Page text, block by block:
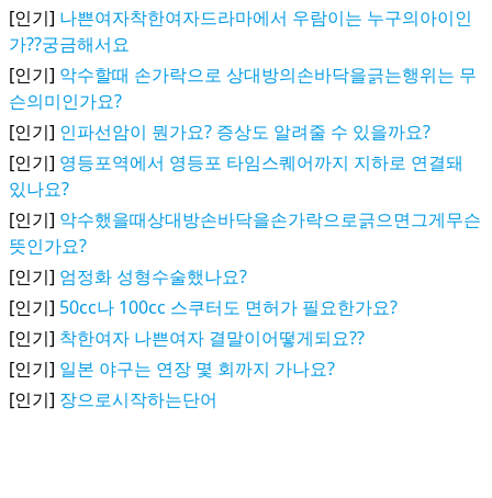
[인기] 나쁜여자착한여자드라마에서 우람이는 누구의아이인
가??궁금해서요
[인기] 악수할때 손가락으로 상대방의손바닥을긁는행위는 무
슨의미인가요?
[인기] 인파선암이 뭔가요? 증상도 알려줄 수 있을까요?
[인기] 영등포역에서 영등포 타임스퀘어까지 지하로 연결돼
있나요?
[인기] 악수했을때상대방손바닥을손가락으로긁으면그게무슨
뜻인가요?
[인기] 엄정화 성형수술했나요?
[인기] 50cc나 100cc 스쿠터도 면허가 필요한가요?
[인기] 착한여자 나쁜여자 결말이어떻게되요??
[인기] 일본 야구는 연장 몇 회까지 가나요?
[인기] 장으로시작하는단어